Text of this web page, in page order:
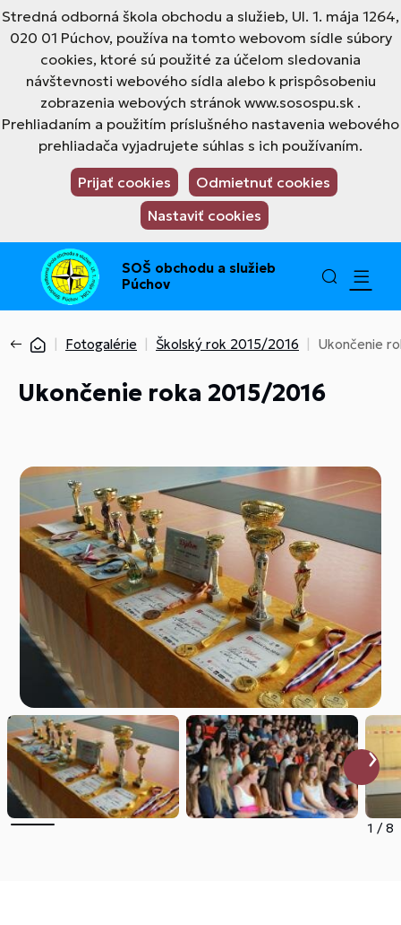
Stredná odborná škola obchodu a služieb, Ul. 1. mája 1264,
020 01 Púchov, používa na tomto webovom sídle súbory
cookies, ktoré sú použité za účelom sledovania
návštevnosti webového sídla alebo k prispôsobeniu
zobrazenia webových stránok www.sosospu.sk .
Prehliadaním a použitím príslušného nastavenia webového
prehliadača vyjadrujete súhlas s ich používaním.
Prijať cookies
Odmietnuť cookies
Nastaviť cookies
SOŠ obchodu a služieb
Púchov
Fotogalérie Školský rok 2015/2016 Ukončenie
Ukončenie roka 2015/2016
1 /8